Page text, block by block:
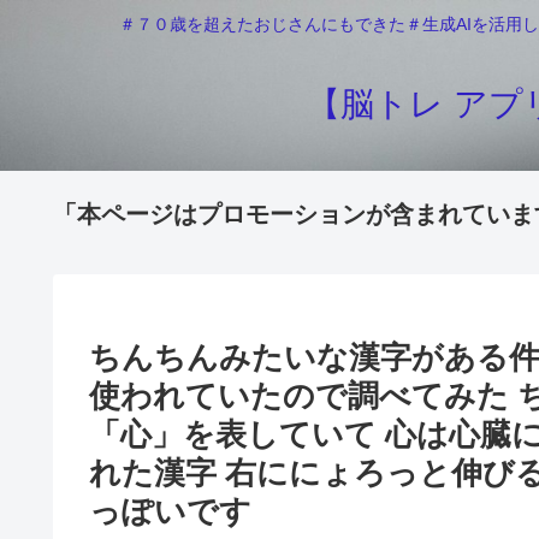
＃７０歳を超えたおじさんにもできた＃生成AIを活用
【脳トレ ア
「本ページはプロモーションが含まれてい
ちんちんみたいな漢字がある
使われていたので調べてみた
「心」を表していて 心は心
れた漢字 右ににょろっと伸び
っぽいです